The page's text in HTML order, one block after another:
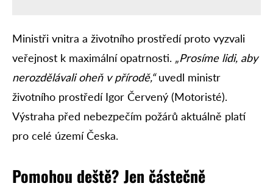
Ministři vnitra a životního prostředí proto vyzvali
veřejnost k maximální opatrnosti. „Prosíme lidi, aby
nerozdělávali oheň v přírodě,“uvedl ministr
životního prostředí Igor Červený (Motoristé).
Výstraha před nebezpečím požárů aktuálně platí
pro celé území Česka.
Pomohou deště? Jen částečně